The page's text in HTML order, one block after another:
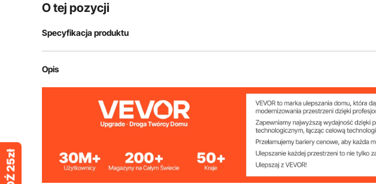
O tej pozycji
Specyfikacja produktu
Numer modelu przedmiotu
Kształt końcowy wykończenie okrągłe
36-72 cale / 920-1830 mm
Maksymalne obciążenie całkowite 2
30 funtów / 13,6 kg
Opis